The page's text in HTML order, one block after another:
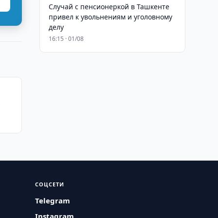
Случай с пенсионеркой в Ташкенте
привел к увольнениям и уголовному
делу
16:15 · 01/08
СОЦСЕТИ
Telegram
Instagram